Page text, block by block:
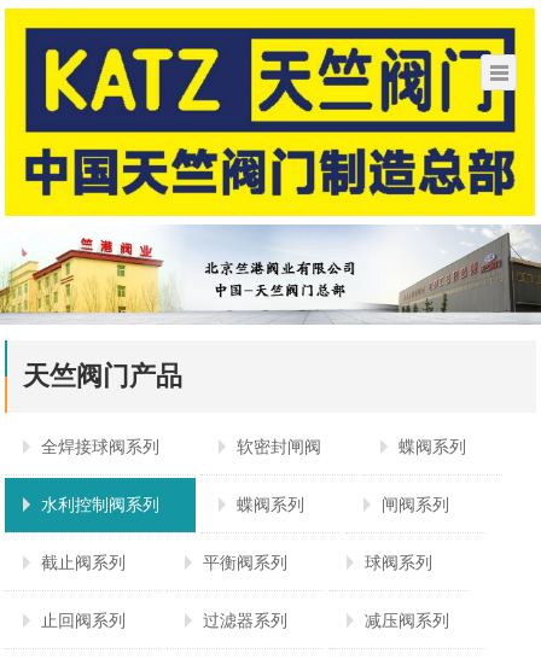
天竺阀门产品
全焊接球阀系列 软密封闸阀 蝶阀系列
水利控制阀系列 蝶阀系列 闸阀系列
截止阀系列 平衡阀系列 球阀系列
止回阀系列 过滤器系列 减压阀系列